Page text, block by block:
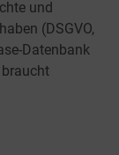
und
(DSGVO,
Datenbank